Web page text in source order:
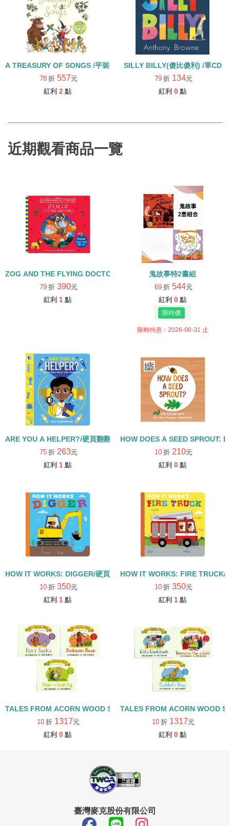
A TREASURY OF SONGS /平裝書+CD
78 折 557元
紅利 2 點
SILLY BILLY(傻比傻利) /單CD
79 折 134元
紅利 0 點
近期觀看商品一覽
ZOG AND THE FLYING DOCTORS/英文繪本+CD
79 折 390元
紅利 1 點
鬼故事特2書組
69 折 544元
紅利 0 點
限時特惠：2026-08-31 止
ARE YOU A HELPER?/硬頁翻翻書
75 折 263元
紅利 1 點
HOW DOES A SEED SPROUT:
10 折 210元
紅利 0 點
HOW IT WORKS: DIGGER/硬頁書
10 折 350元
紅利 1 點
HOW IT WORKS: FIRE TRUCK/
10 折 350元
紅利 1 點
TALES FROM ACORN WOOD STORY COLLECTION 觀察探索組/
10 折 1317元
紅利 0 點
TALES FROM ACORN WOOD
10 折 1317元
紅利 0 點
臺灣麥克股份有限公司